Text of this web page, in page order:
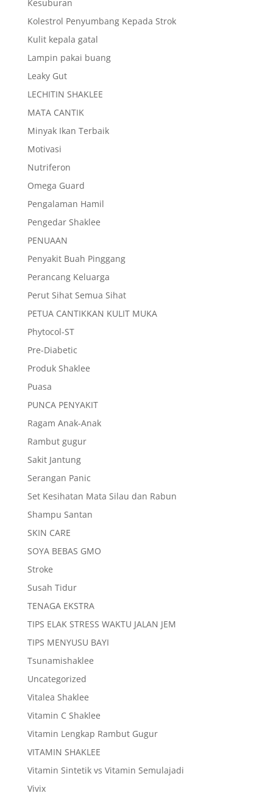
Kesuburan
Kolestrol Penyumbang Kepada Strok
Kulit kepala gatal
Lampin pakai buang
Leaky Gut
LECHITIN SHAKLEE
MATA CANTIK
Minyak Ikan Terbaik
Motivasi
Nutriferon
Omega Guard
Pengalaman Hamil
Pengedar Shaklee
PENUAAN
Penyakit Buah Pinggang
Perancang Keluarga
Perut Sihat Semua Sihat
PETUA CANTIKKAN KULIT MUKA
Phytocol-ST
Pre-Diabetic
Produk Shaklee
Puasa
PUNCA PENYAKIT
Ragam Anak-Anak
Rambut gugur
Sakit Jantung
Serangan Panic
Set Kesihatan Mata Silau dan Rabun
Shampu Santan
SKIN CARE
SOYA BEBAS GMO
Stroke
Susah Tidur
TENAGA EKSTRA
TIPS ELAK STRESS WAKTU JALAN JEM
TIPS MENYUSU BAYI
Tsunamishaklee
Uncategorized
Vitalea Shaklee
Vitamin C Shaklee
Vitamin Lengkap Rambut Gugur
VITAMIN SHAKLEE
Vitamin Sintetik vs Vitamin Semulajadi
Vivix